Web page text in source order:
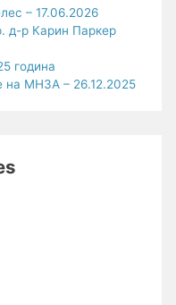
– 17.06.2026
д-р Карин Паркер
година
на МНЗА – 26.12.2025